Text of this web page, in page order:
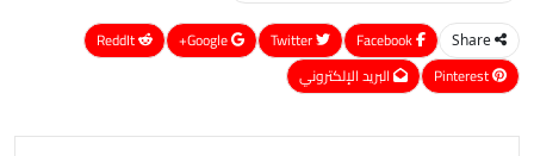
Share
Google+
ReddIt
Pinterest
البريد الإلكتروني